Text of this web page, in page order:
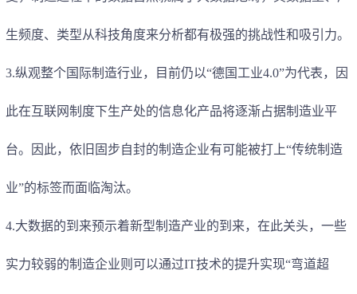
生频度、类型从科技角度来分析都有极强的挑战性和吸引力。
3.纵观整个国际制造行业，目前仍以“德国工业4.0”为代表，因
此在互联网制度下生产处的信息化产品将逐渐占据制造业平
台。因此，依旧固步自封的制造企业有可能被打上“传统制造
业”的标签而面临淘汰。
4.大数据的到来预示着新型制造产业的到来，在此关头，一些
实力较弱的制造企业则可以通过IT技术的提升实现“弯道超